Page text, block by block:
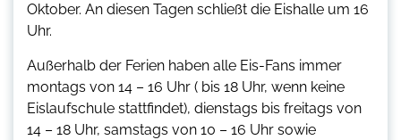
Oktober. An diesen Tagen schließt die Eishalle um 16
Uhr.
Außerhalb der Ferien haben alle Eis-Fans immer
montags von 14 – 16 Uhr ( bis 18 Uhr, wenn keine
Eislaufschule stattfindet), dienstags bis freitags von
14 – 18 Uhr, samstags von 10 – 16 Uhr sowie